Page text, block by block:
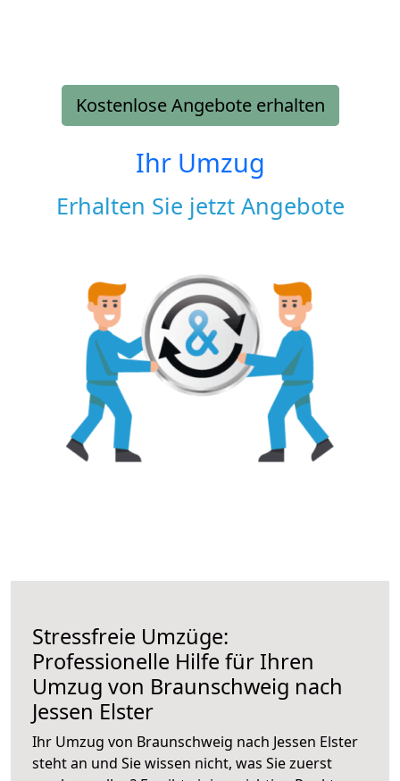
Kostenlose Angebote erhalten
Ihr Umzug
Erhalten Sie jetzt Angebote
Stressfreie Umzüge:
Professionelle Hilfe für Ihren
Umzug von Braunschweig nach
Jessen Elster
Ihr Umzug von Braunschweig nach Jessen Elster
steht an und Sie wissen nicht, was Sie zuerst